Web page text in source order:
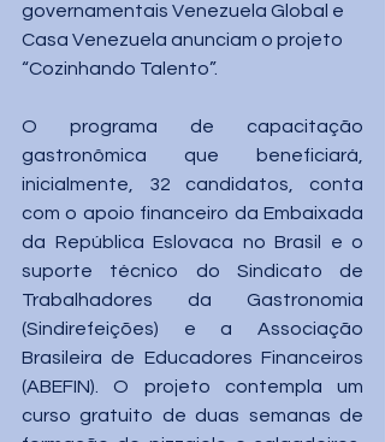
governamentais Venezuela Global e
Casa Venezuela anunciam o projeto
“Cozinhando Talento”.
O programa de capacitação
gastronômica que beneficiará,
inicialmente, 32 candidatos, conta
com o apoio financeiro da Embaixada
da República Eslovaca no Brasil e o
suporte técnico do Sindicato de
Trabalhadores da Gastronomia
(Sindirefeições) e a Associação
Brasileira de Educadores Financeiros
(ABEFIN). O projeto contempla um
curso gratuito de duas semanas de